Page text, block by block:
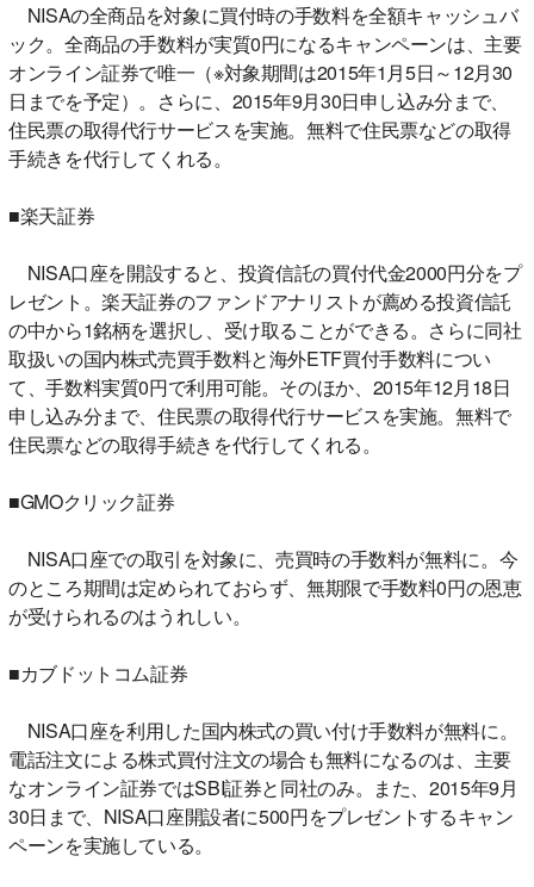
NISAの全商品を対象に買付時の手数料を全額キャッシュバ
ック。全商品の手数料が実質0円になるキャンペーンは、主要
オンライン証券で唯一（※対象期間は2015年1月5日～12月30
日までを予定）。さらに、2015年9月30日申し込み分まで、
住民票の取得代行サービスを実施。無料で住民票などの取得
手続きを代行してくれる。
■楽天証券
NISA口座を開設すると、投資信託の買付代金2000円分をプ
レゼント。楽天証券のファンドアナリストが薦める投資信託
の中から1銘柄を選択し、受け取ることができる。さらに同社
取扱いの国内株式売買手数料と海外ETF買付手数料につい
て、手数料実質0円で利用可能。そのほか、2015年12月18日
申し込み分まで、住民票の取得代行サービスを実施。無料で
住民票などの取得手続きを代行してくれる。
■GMOクリック証券
NISA口座での取引を対象に、売買時の手数料が無料に。今
のところ期間は定められておらず、無期限で手数料0円の恩恵
が受けられるのはうれしい。
■カブドットコム証券
NISA口座を利用した国内株式の買い付け手数料が無料に。
電話注文による株式買付注文の場合も無料になるのは、主要
なオンライン証券ではSBI証券と同社のみ。また、2015年9月
30日まで、NISA口座開設者に500円をプレゼントするキャン
ペーンを実施している。